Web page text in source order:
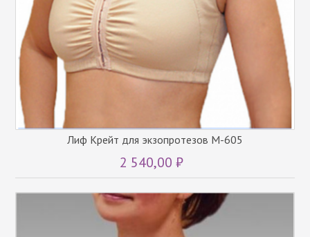
Лиф Крейт для экзопротезов М-605
2 540,00 ₽